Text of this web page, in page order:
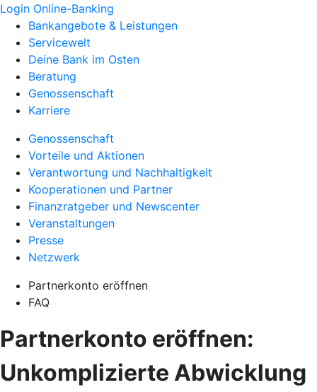
Login Online-Banking
Bankangebote & Leistungen
Servicewelt
Deine Bank im Osten
Beratung
Genossenschaft
Karriere
Genossenschaft
Vorteile und Aktionen
Verantwortung und Nachhaltigkeit
Kooperationen und Partner
Finanzratgeber und Newscenter
Veranstaltungen
Presse
Netzwerk
Partnerkonto eröffnen
FAQ
Partnerkonto eröffnen:
Unkomplizierte Abwicklung